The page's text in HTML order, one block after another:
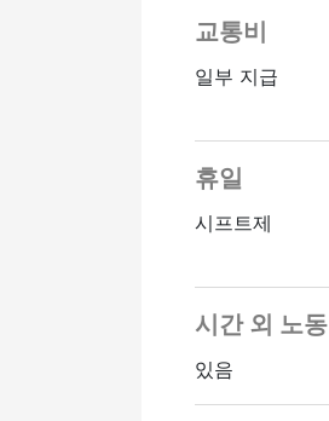
교통비
일부 지급
휴일
시프트제
시간 외 노동
있음